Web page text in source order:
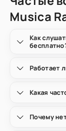
Musica
Как
Работает
Какая
Почему